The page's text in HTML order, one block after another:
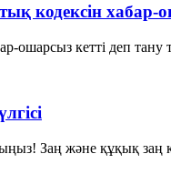
кодексін
ошарсыз кетті деп
Заң және құқық